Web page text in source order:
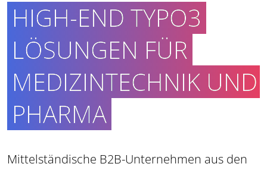
HIGH-END TYPO3
LÖSUNGEN FÜR
MEDIZINTECHNIK UND
PHARMA
Mittelständische B2B-Unternehmen aus den